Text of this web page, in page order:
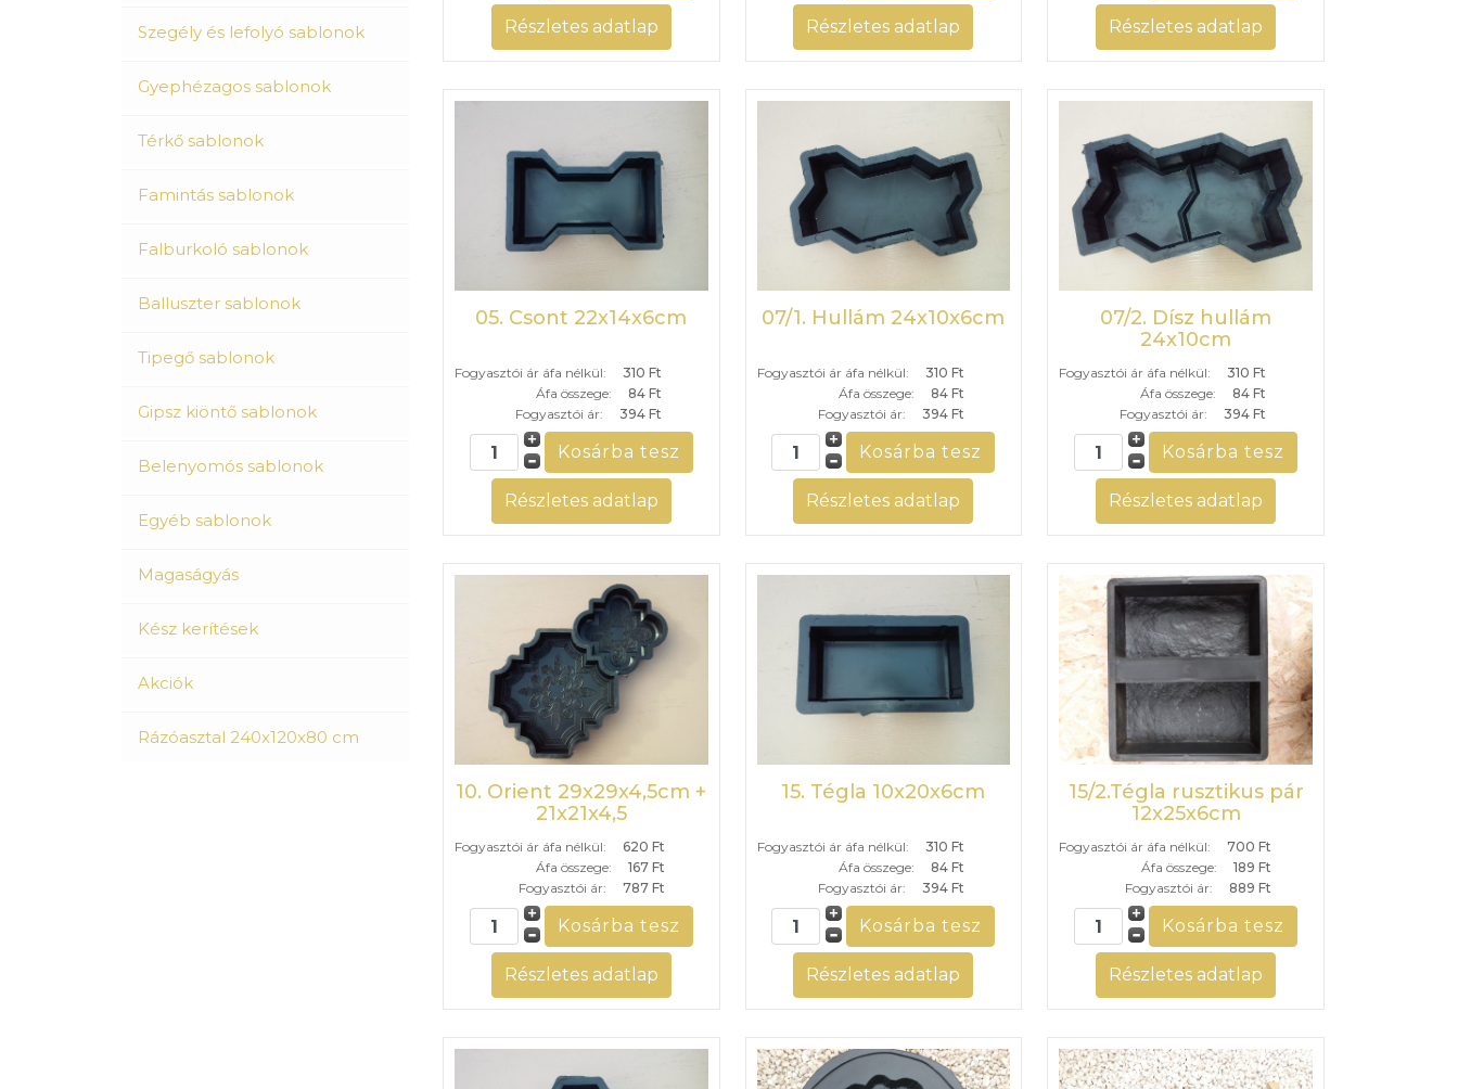
Szegély és lefolyó sablonok
Gyephézagos sablonok
Térkő sablonok
Famintás sablonok
Falburkoló sablonok
Balluszter sablonok
Tipegő sablonok
Gipsz kiöntő sablonok
Belenyomós sablonok
Egyéb sablonok
Magaságyás
Kész kerítések
Akciók
Rázóasztal 240x120x80 cm
Részletes adatlap Részletes adatlap Részletes adatlap
05. Csont 22x14x6cm
Fogyasztói ár áfa nélkül:
310 Ft
Áfa összege:
84 Ft
Fogyasztói ár:
394 Ft
Részletes adatlap
07/1. Hullám 24x10x6cm
Fogyasztói ár áfa nélkül:
310 Ft
Áfa összege:
84 Ft
Fogyasztói ár:
394 Ft
Részletes adatlap
07/2. Dísz hullám
24x10cm
Fogyasztói ár áfa nélkül:
310 Ft
Áfa összege:
84 Ft
Fogyasztói ár:
394 Ft
Részletes adatlap
10. Orient 29x29x4,5cm +
21x21x4,5
Fogyasztói ár áfa nélkül:
620 Ft
Áfa összege:
167 Ft
Fogyasztói ár:
787 Ft
Részletes adatlap
15. Tégla 10x20x6cm
Fogyasztói ár áfa nélkül:
310 Ft
Áfa összege:
84 Ft
Fogyasztói ár:
394 Ft
Részletes adatlap
15/2.Tégla rusztikus pár
12x25x6cm
Fogyasztói ár áfa nélkül:
700 Ft
Áfa összege:
189 Ft
Fogyasztói ár:
889 Ft
Részletes adatlap